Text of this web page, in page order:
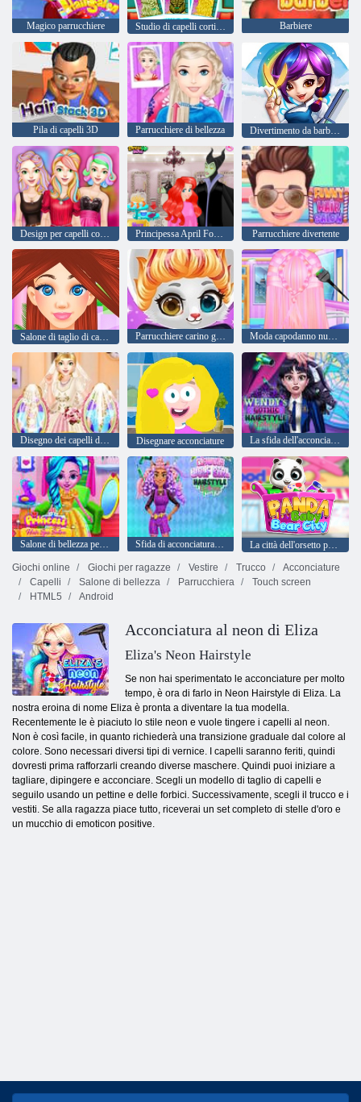
Magico parrucchiere Studio di capelli corti di moda Barbiere
Pila di capelli 3D Parrucchiere di bellezza Divertimento da barbiere
Principessa April Fools Hair Salon Parrucchiere divertente
Salone di taglio di capelli di Carol Parrucchiere carino gattino Moda capodanno nuove acconciature
Disegno dei capelli da matrimonio reale Disegnare acconciature La sfida dell'acconciatura gotica di Wendy
Sfida di acconciatura di Clawdia Wolfgirl
La città dell'orsetto panda
Giochi online
Giochi per ragazze Vestire Trucco
Acconciature
Capelli
Salone di bellezza Parrucchiera
Touch screen
HTML5
Android
Acconciatura al neon di Eliza
Eliza's Neon Hairstyle
Se non hai sperimentato le acconciature per molto
tempo, è ora di farlo in Neon Hairstyle di Eliza. La
nostra eroina di nome Eliza è pronta a diventare la tua modella.
Recentemente le è piaciuto lo stile neon e vuole tingere i capelli al neon.
Non è così facile, in quanto richiederà una transizione graduale dal colore al
colore. Sono necessari diversi tipi di vernice. I capelli saranno feriti, quindi
dovresti prima rafforzarli creando diverse maschere. Quindi puoi iniziare a
tagliare, dipingere e acconciare. Scegli un modello di taglio di capelli e
seguilo usando un pettine e delle forbici. Successivamente, scegli il trucco e i
vestiti. Se alla ragazza piace tutto, riceverai un set completo di stelle d'oro e
un mucchio di emoticon positive.